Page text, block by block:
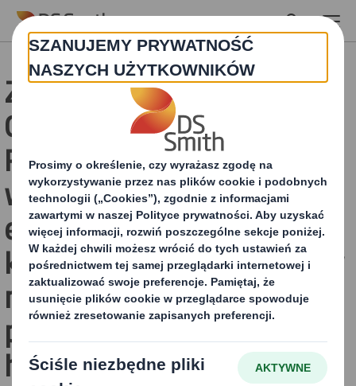
Skip to main content
Zwiększenie sprzedaży
Chipsów w Kotle
Prażonych dzięki
wielkogabarytowej
ekspozycji sklepowej,
która jest szybka i łatwa w
montażu przez
przedstawiciela
handlowego.